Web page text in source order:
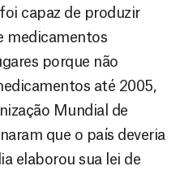
capaz de produzir
medicamentos
porque não
até 2005,
Mundial de
que o país deveria
elaborou sua lei de